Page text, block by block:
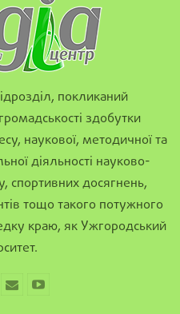
покликаний
здобутки
наукової, методичної та
діяльності науково-
спортивних досягнень,
тощо такого потужного
краю, як Ужгородський